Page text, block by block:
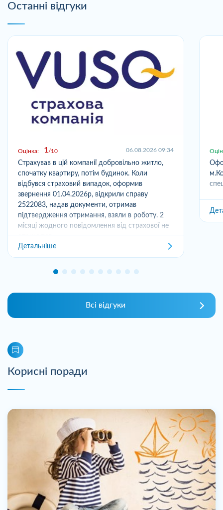
Останні відгуки
Оцінка: 1 10 06.08.2026 09:34
Страхував в цій компанії добровільно житло,
спочатку квартиру, потім будинок. Коли
відбувся страховий випадок, оформив
звернення 01.04.2026р, відкрили справу
2522083, надав документи, отримав
підтвердження отримання, взяли в роботу. 2
місяці жодного повідомлення від страхової не
отримував,...
Детальніше
Всі відгуки
Корисні поради